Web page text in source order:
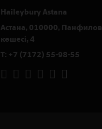
Haileybury Astana
Астана, 010000, Панфилов
көшесі, 4
T: +7 (7172) 55-98-55